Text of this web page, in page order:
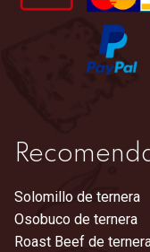
de
Solomillo de ternera
Osobuco de ternera
Roast Beef de